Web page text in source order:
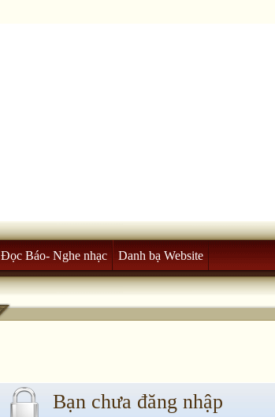
Đọc Báo- Nghe nhạc Danh bạ Website
Bạn chưa đăng nhập